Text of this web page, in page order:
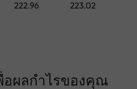
222.96 223.02
อผลกำไรของคุณ